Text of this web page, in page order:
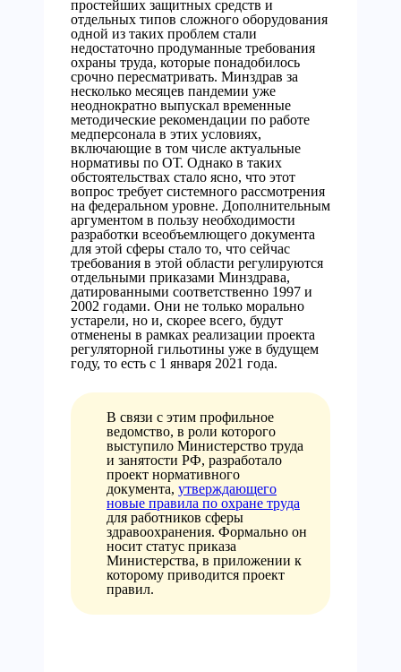
простейших защитных средств и
отдельных типов сложного оборудования
одной из таких проблем стали
недостаточно продуманные требования
охраны труда, которые понадобилось
срочно пересматривать. Минздрав за
несколько месяцев пандемии уже
неоднократно выпускал временные
методические рекомендации по работе
медперсонала в этих условиях,
включающие в том числе актуальные
нормативы по ОТ. Однако в таких
обстоятельствах стало ясно, что этот
вопрос требует системного рассмотрения
на федеральном уровне. Дополнительным
аргументом в пользу необходимости
разработки всеобъемлющего документа
для этой сферы стало то, что сейчас
требования в этой области регулируются
отдельными приказами Минздрава,
датированными соответственно 1997 и
2002 годами. Они не только морально
устарели, но и, скорее всего, будут
отменены в рамках реализации проекта
регуляторной гильотины уже в будущем
году, то есть с 1 января 2021 года.
В связи с этим профильное
ведомство, в роли которого
выступило Министерство труда
и занятости РФ, разработало
проект нормативного
документа, утверждающего
новые правила по охране труда
для работников сферы
здравоохранения. Формально он
носит статус приказа
Министерства, в приложении к
которому приводится проект
правил.